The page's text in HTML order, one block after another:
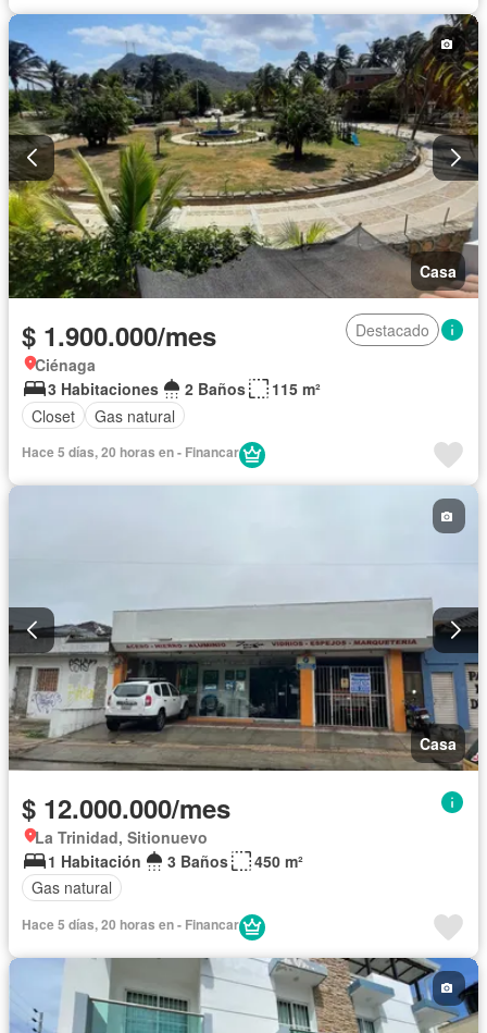
Casa
$ 1.900.000/mes
Destacado
Ciénaga
3 Habitaciones
2 Baños
115 m²
Closet
Gas natural
Hace 5 días, 20 horas en - Financar
Casa
$ 12.000.000/mes
La Trinidad, Sitionuevo
1 Habitación
3 Baños
450 m²
Gas natural
Hace 5 días, 20 horas en - Financar